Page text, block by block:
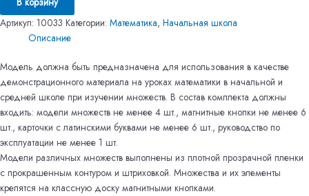
Артикул: 10033 Категории: Математика, Начальная школа
Описание
Модель должна быть предназначена для использования в качестве
демонстрационного материала на уроках математики в начальной и
средней школе при изучении множеств. В состав комплекта должны
входить: модели множеств не менее 4 шт., магнитные кнопки не менее 6
шт., карточки с латинскими буквами не менее 6 шт., руководство по
эксплуатации не менее 1 шт.
Модели различных множеств выполнены из плотной прозрачной пленки
с прокрашенным контуром и штриховкой. Множества и их элементы
крепятся на классную доску магнитными кнопками.